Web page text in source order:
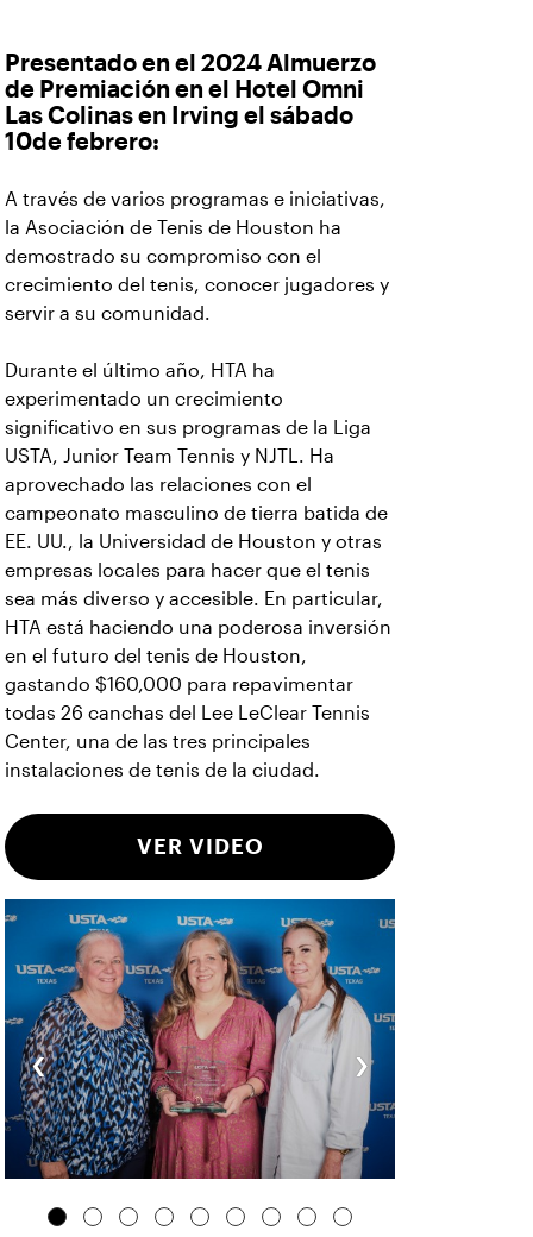
Presentado en el 2024 Almuerzo
de Premiación en el Hotel Omni
Las Colinas en Irving el sábado
10de febrero:
A través de varios programas e iniciativas,
la Asociación de Tenis de Houston ha
demostrado su compromiso con el
crecimiento del tenis, conocer jugadores y
servir a su comunidad.
Durante el último año, HTA ha
experimentado un crecimiento
significativo en sus programas de la Liga
USTA, Junior Team Tennis y NJTL. Ha
aprovechado las relaciones con el
campeonato masculino de tierra batida de
EE. UU., la Universidad de Houston y otras
empresas locales para hacer que el tenis
sea más diverso y accesible. En particular,
HTA está haciendo una poderosa inversión
en el futuro del tenis de Houston,
gastando $160,000 para repavimentar
todas 26 canchas del Lee LeClear Tennis
Center, una de las tres principales
instalaciones de tenis de la ciudad.
VER VIDEO
‹ ›